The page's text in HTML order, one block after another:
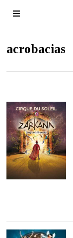
acrobacias